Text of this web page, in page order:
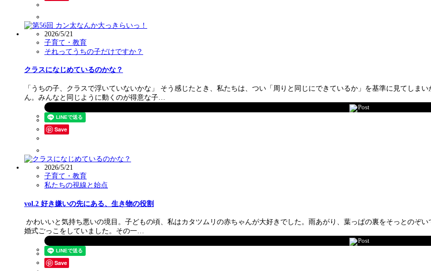
2026/5/21
子育て・教育
それってうちの子だけですか？
クラスになじめているのかな？
「うちの子、クラスで浮いていないかな」 そう感じたとき、私たちは、つい「周りと同じにできているか」を基準に見てしま
ん。みんなと同じように動くのが得意な子…
Post
Save
2026/5/21
子育て・教育
私たちの視線と始点
vol.2 好き嫌いの先にある、生き物の役割
かわいいと気持ち悪いの境目。子どもの頃、私はカタツムリの赤ちゃんが大好きでした。雨あがり、葉っぱの裏をそっとのぞ
婚式ごっこをしていました。その一…
Post
Save